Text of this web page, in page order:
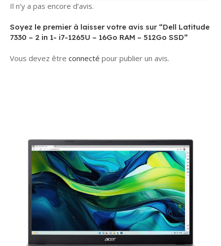
Il n’y a pas encore d’avis.
Soyez le premier à laisser votre avis sur “Dell Latitude
7330 – 2 in 1- i7-1265U – 16Go RAM – 512Go SSD”
Vous devez être connecté pour publier un avis.